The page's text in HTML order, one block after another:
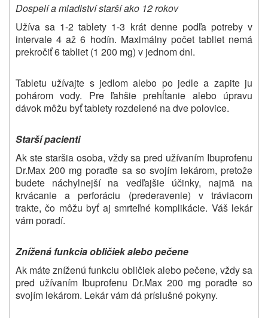
Dospelí a mladiství starší ako 12 rokov
Užíva sa 1-2 tablety 1-3 krát denne podľa potreby v
intervale 4 až 6 hodín. Maximálny počet tabliet nemá
prekročiť 6 tabliet (1 200 mg) v jednom dni.
Tabletu užívajte s jedlom alebo po jedle a zapite ju
pohárom vody. Pre ľahšie prehĺtanie alebo úpravu
dávok môžu byť tablety rozdelené na dve polovice.
Starší pacienti
Ak ste staršia osoba, vždy sa pred užívaním Ibuprofenu
Dr.Max 200 mg poraďte sa so svojím lekárom, pretože
budete náchylnejší na vedľajšie účinky, najmä na
krvácanie a perforáciu (prederavenie) v tráviacom
trakte, čo môžu byť aj smrteľné komplikácie. Váš lekár
vám poradí.
Znížená funkcia obličiek alebo pečene
Ak máte zníženú funkciu obličiek alebo pečene, vždy sa
pred užívaním Ibuprofenu Dr.Max 200 mg poraďte so
svojím lekárom. Lekár vám dá príslušné pokyny.